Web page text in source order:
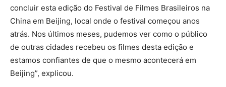
concluir esta edição do Festival de Filmes Brasileiros na
China em Beijing, local onde o festival começou anos
atrás. Nos últimos meses, pudemos ver como o público
de outras cidades recebeu os filmes desta edição e
estamos confiantes de que o mesmo acontecerá em
Beijing”, explicou.